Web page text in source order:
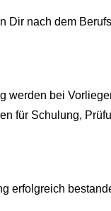
Dir nach dem
werden bei
für Schulung,
erfolgreich